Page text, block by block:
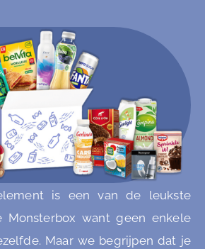
is een van de leukste
Monsterbox want geen enkele
Maar we begrijpen dat je